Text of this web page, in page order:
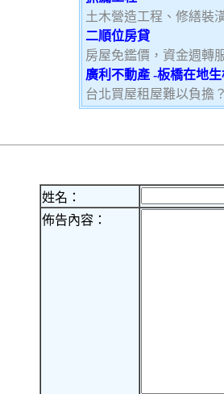
土木營造工程、修繕裝
二順位房貸
房屋免鑑價，資金週轉
廣利不動產 -板橋在地
台北買屋租屋難以負擔
姓名：
佈告內容：